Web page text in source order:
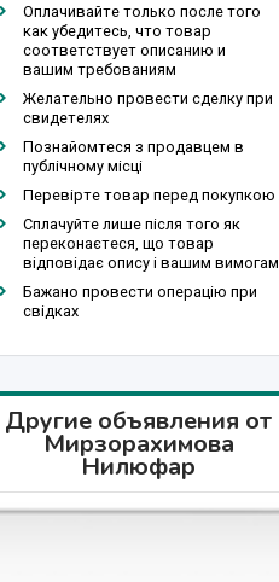
Оплачивайте только после того
как убедитесь, что товар
соответствует описанию и
вашим требованиям
Желательно провести сделку при
свидетелях
Познайомтеся з продавцем в
публічному місці
Перевірте товар перед покупкою
Сплачуйте лише після того як
переконаєтеся, що товар
відповідає опису і вашим вимогам
Бажано провести операцію при
свідках
Другие объявления от
Мирзорахимова
Нилюфар